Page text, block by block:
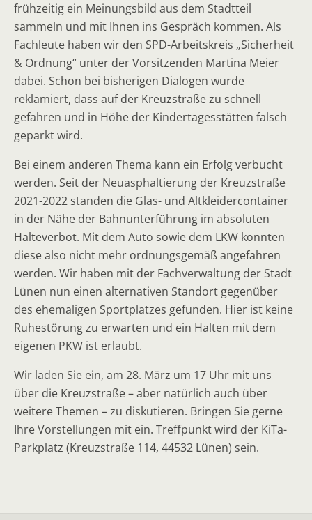
frühzeitig ein Meinungsbild aus dem Stadtteil
sammeln und mit Ihnen ins Gespräch kommen. Als
Fachleute haben wir den SPD-Arbeitskreis „Sicherheit
& Ordnung“ unter der Vorsitzenden Martina Meier
dabei. Schon bei bisherigen Dialogen wurde
reklamiert, dass auf der Kreuzstraße zu schnell
gefahren und in Höhe der Kindertagesstätten falsch
geparkt wird.
Bei einem anderen Thema kann ein Erfolg verbucht
werden. Seit der Neuasphaltierung der Kreuzstraße
2021-2022 standen die Glas- und Altkleidercontainer
in der Nähe der Bahnunterführung im absoluten
Halteverbot. Mit dem Auto sowie dem LKW konnten
diese also nicht mehr ordnungsgemäß angefahren
werden. Wir haben mit der Fachverwaltung der Stadt
Lünen nun einen alternativen Standort gegenüber
des ehemaligen Sportplatzes gefunden. Hier ist keine
Ruhestörung zu erwarten und ein Halten mit dem
eigenen PKW ist erlaubt.
Wir laden Sie ein, am 28. März um 17 Uhr mit uns
über die Kreuzstraße – aber natürlich auch über
weitere Themen – zu diskutieren. Bringen Sie gerne
Ihre Vorstellungen mit ein. Treffpunkt wird der KiTa-
Parkplatz (Kreuzstraße 114, 44532 Lünen) sein.